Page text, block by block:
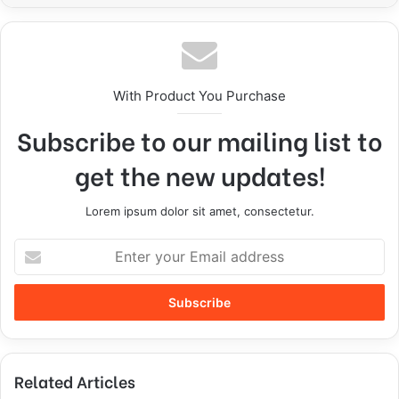
With Product You Purchase
Subscribe to our mailing list to
get the new updates!
Lorem ipsum dolor sit amet, consectetur.
t
r
y
u
Related Articles